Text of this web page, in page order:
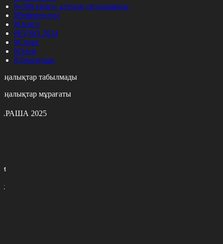
#«100 кітап» ұлттық сауалнамасы
#Референдум
#Оқиға
#EURO 2024
#Спорт
#Әлем
#Денсаулық
табылмады
мұрағаты
2025